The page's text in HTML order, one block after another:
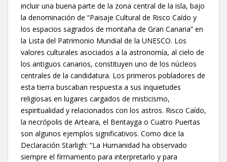
incluir una buena parte de la zona central de la isla, bajo
la denominación de “Paisaje Cultural de Risco Caído y
los espacios sagrados de montaña de Gran Canaria” en
la Lista del Patrimonio Mundial de la UNESCO. Los
valores culturales asociados a la astronomía, al cielo de
los antiguos canarios, constituyen uno de los núcleos
centrales de la candidatura. Los primeros pobladores de
esta tierra buscaban respuesta a sus inquietudes
religiosas en lugares cargados de misticismo,
espiritualidad y relacionados con los astros. Risco Caído,
la necrópolis de Arteara, el Bentayga o Cuatro Puertas
son algunos ejemplos significativos. Como dice la
Declaración Starligh: “La Humanidad ha observado
siempre el firmamento para interpretarlo y para